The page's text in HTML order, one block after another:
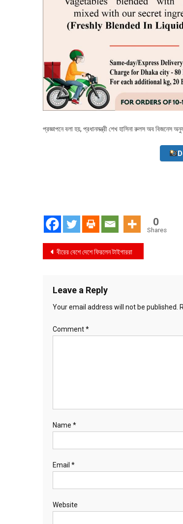
প্রজ্ঞাপনে বলা হয়, প্রধানমন্ত্রী শেখ হাসিনা রুলস অব বিজনেস
0
Shares
Post
বীরের বেশে দেশে ফিরলেন টাইগাররা
Leave a Reply
Your email address will not be published.
Comment*
Name *
Email *
Website